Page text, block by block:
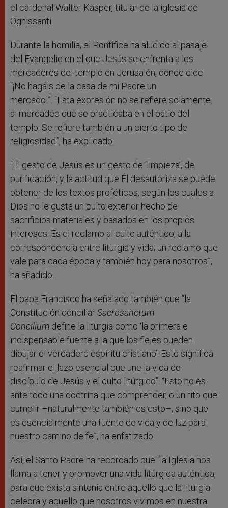
el cardenal Walter Kasper, titular de la iglesia de
Ognissanti.
Durante la homilía, el Pontífice ha aludido al pasaje
del Evangelio en el que Jesús se enfrenta a los
mercaderes del templo en Jerusalén, donde dice
“¡No hagáis de la casa de mi Padre un
mercado!”. “Esta expresión no se refiere solamente
al mercadeo que se practicaba en el patio del
templo. Se refiere también a un cierto tipo de
religiosidad”, ha explicado.
“El gesto de Jesús es un gesto de ‘limpieza’, de
purificación, y la actitud que Él desautoriza se puede
obtener de los textos proféticos, según los cuales a
Dios no le gusta un culto exterior hecho de
sacrificios materiales y basados en los propios
intereses. Es el reclamo al culto auténtico, a la
correspondencia entre liturgia y vida; un reclamo que
vale para cada época y también hoy para nosotros”,
ha añadido.
El papa Francisco ha señalado también que “la
Constitución conciliarSacrosanctum
Concilium define la liturgia como ‘la primera e
indispensable fuente a la que los fieles pueden
dibujar el verdadero espíritu cristiano’. Esto significa
reafirmar el lazo esencial que une la vida de
discípulo de Jesús y el culto litúrgico”. “Esto no es
ante todo una doctrina que comprender, o un rito que
cumplir –naturalmente también es esto–, sino que
es esencialmente una fuente de vida y de luz para
nuestro camino de fe”, ha enfatizado.
Así, el Santo Padre ha recordado que “la Iglesia nos
llama a tener y promover una vida litúrgica auténtica,
para que exista sintonía entre aquello que la liturgia
celebra y aquello que nosotros vivimos en nuestra